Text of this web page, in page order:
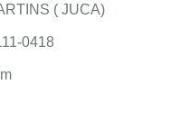
( JUCA)
0418